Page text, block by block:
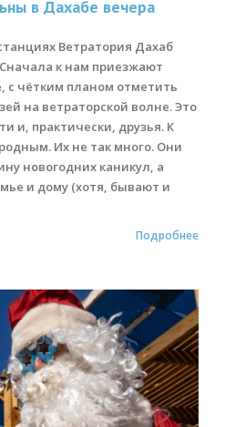
Станции
Россия
Винг Фоил
оборудования
скидок
кайтсерфингу
в Дахабе вечера
Ветратория Дахаб
к нам приезжают
с чётким планом отметить
на ветраторской волне. Это
и, практически, друзья. К
Их не так много. Они
новогодних каникул, а
и дому (хотя, бывают и
Подробнее